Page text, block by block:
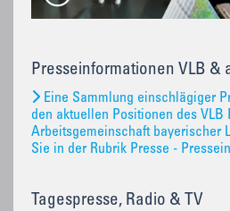
Presseinformationen VLB &
Eine Sammlung einschlägiger
den aktuellen Positionen des VLB
Arbeitsgemeinschaft bayerischer
Sie in der Rubrik Presse -
Tagespresse, Radio & TV